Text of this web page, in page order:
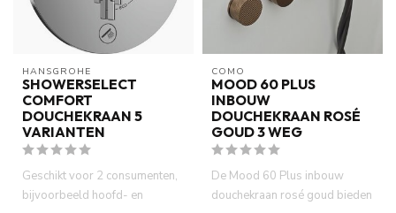
HANSGROHE
SHOWERSELECT
COMFORT
DOUCHEKRAAN 5
VARIANTEN
Geschikt voor 2 consumenten,
bijvoorbeeld hoofd- en
COMO
MOOD 60 PLUS
INBOUW
DOUCHEKRAAN ROSÉ
GOUD 3 WEG
De Mood 60 Plus inbouw
douchekraan rosé goud bieden